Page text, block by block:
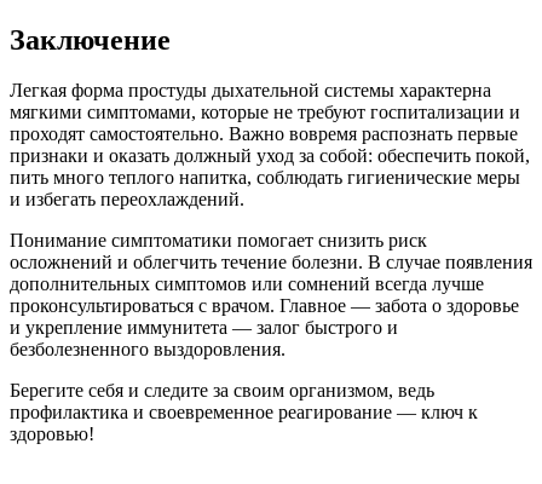
Заключение
Легкая форма простуды дыхательной системы характерна
мягкими симптомами, которые не требуют госпитализации и
проходят самостоятельно. Важно вовремя распознать первые
признаки и оказать должный уход за собой: обеспечить покой,
пить много теплого напитка, соблюдать гигиенические меры
и избегать переохлаждений.
Понимание симптоматики помогает снизить риск
осложнений и облегчить течение болезни. В случае появления
дополнительных симптомов или сомнений всегда лучше
проконсультироваться с врачом. Главное — забота о здоровье
и укрепление иммунитета — залог быстрого и
безболезненного выздоровления.
Берегите себя и следите за своим организмом, ведь
профилактика и своевременное реагирование — ключ к
здоровью!